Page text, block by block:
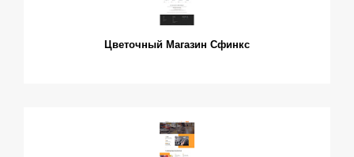
Цветочный Магазин Сфинкс